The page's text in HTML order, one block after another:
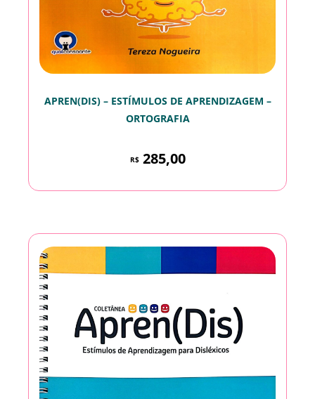
APREN(DIS) – ESTÍMULOS DE APRENDIZAGEM –
ORTOGRAFIA
R$285,00